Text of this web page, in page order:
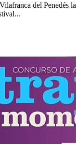
del Penedés